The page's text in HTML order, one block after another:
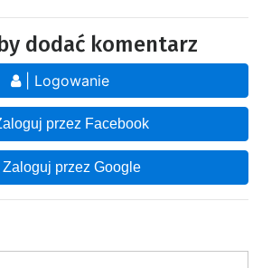
dodać komentarz
| Logowanie
przez Facebook
przez Google